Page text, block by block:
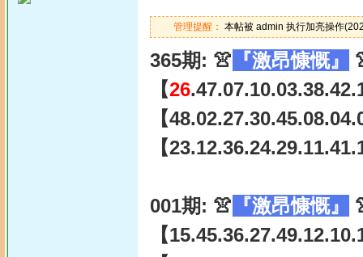
管理提醒： 本帖被 admin 执行加亮操作
365期: 👚 『激昂慷慨』
【26
【
【
001期: 👚 『激昂慷慨』
【